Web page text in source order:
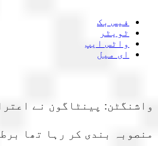
فیس بک
ٹویٹر
واٹس ایپ
ای میل
واشنگٹن: پینٹاگون نے
منصوبہ بندی کر رہا تھا